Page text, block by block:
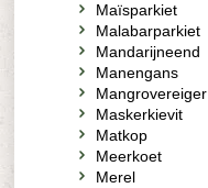
Maïsparkiet
Malabarparkiet
Mandarijneend
Manengans
Mangrovereiger
Maskerkievit
Matkop
Meerkoet
Merel